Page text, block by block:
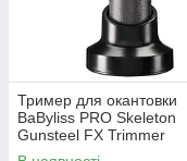
Тример для окантовки
BaByliss PRO Skeleton
Gunsteel FX Trimmer
(FX7870GSE)